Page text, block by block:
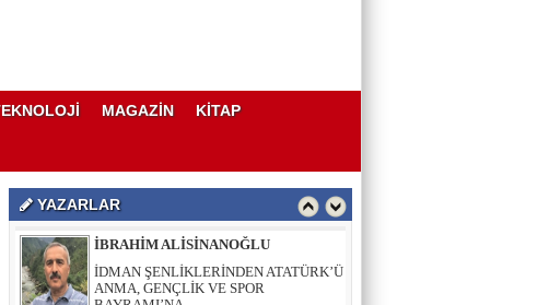
MAGAZİN KİTAP
YAZARLARBAYRAMI’NA
SELAHATTİN ASLANTAŞ
E- GAZETE SAYFAMIZ